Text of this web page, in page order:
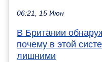
06:21, 15 Июн
В Британии
почему в этой
лишними